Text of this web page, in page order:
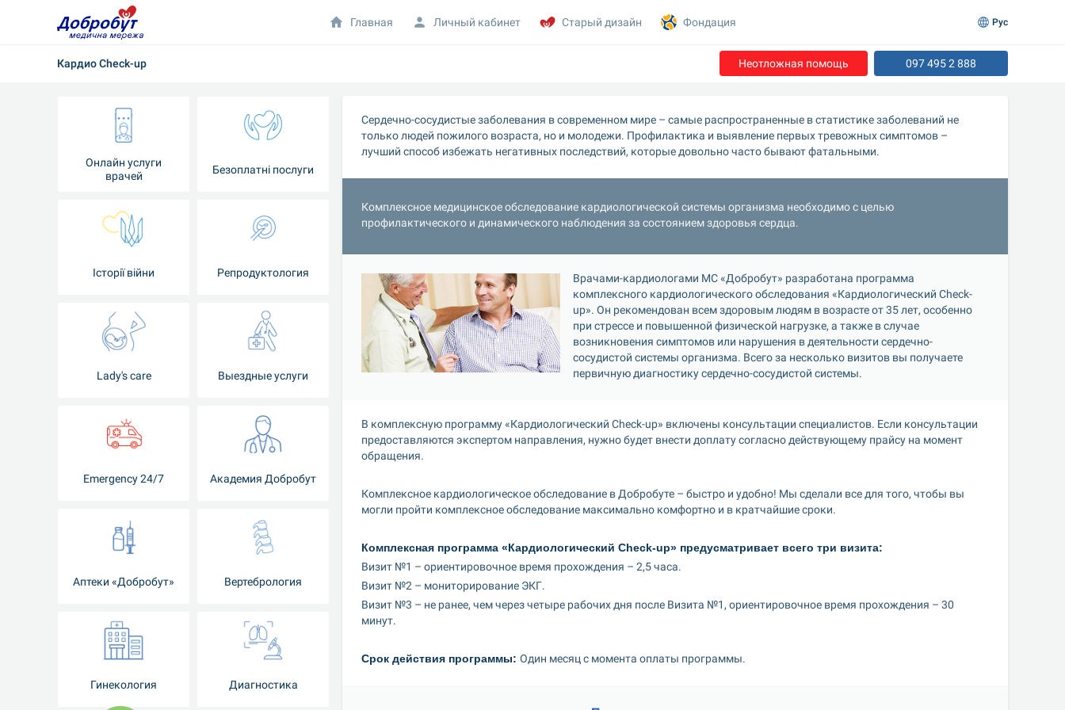
Кардио Check-up Неотложная помощь 097 495 2 888
Онлайн услуги
врачей
Безоплатні послуги
Iсторії війни Репродуктология
Lady's care Выездные услуги
Emergency 24/7 Академия Добробут
Аптеки «Добробут» Вертебрология
Гинекология Диагностика
Сердечно-сосудистые заболевания в современном мире – самые распространенные в статистике заболеваний не
только людей пожилого возраста, но и молодежи. Профилактика и выявление первых тревожных симптомов –
лучший способ избежать негативных последствий, которые довольно часто бывают фатальными.
Комплексное медицинское обследование кардиологической системы организма необходимо с целью
профилактического и динамического наблюдения за состоянием здоровья сердца.
Врачами-кардиологами МС «Добробут» разработана программа
комплексного кардиологического обследования «Кардиологический Check-
up». Он рекомендован всем здоровым людям в возрасте от 35 лет, особенно
при стрессе и повышенной физической нагрузке, а также в случае
возникновения симптомов или нарушения в деятельности сердечно-
сосудистой системы организма. Всего за несколько визитов вы получаете
первичную диагностику сердечно-сосудистой системы.
В комплексную программу «Кардиологический Сheck-up» включены консультации специалистов. Если консультации
предоставляются экспертом направления, нужно будет внести доплату согласно действующему прайсу на момент
обращения.
Комплексное кардиологическое обследование в Добробуте – быстро и удобно! Мы сделали все для того, чтобы вы
могли пройти комплексное обследование максимально комфортно и в кратчайшие сроки.
Комплексная программа «Кардиологический Сheck-up» предусматривает всего три визита:
Визит №1 – ориентировочное время прохождения – 2,5 часа.
Визит №2 – мониторирование ЭКГ.
Визит №3 – не ранее, чем через четыре рабочих дня после Визита №1, ориентировочное время прохождения – 30
минут.
Срок действия программы: Один месяц с момента оплаты программы.
Главная Личный кабинет Старый дизайн Фондация Рус